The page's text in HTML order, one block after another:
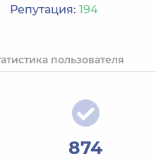
Репутация: 194
пользователя
874